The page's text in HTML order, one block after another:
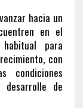
hacia un
en el
para
con
condiciones
de